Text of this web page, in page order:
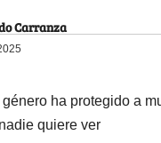
Carranza
ha protegido a
quiere ver